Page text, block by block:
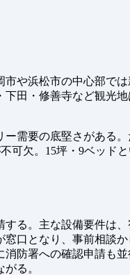
や浜松市の中心部で
田・修善寺など観光
需要の底堅さがある。
可欠。15坪・9ベッド
る。主な設備要件は
口となり、事前相談
防署への確認申請も
る。